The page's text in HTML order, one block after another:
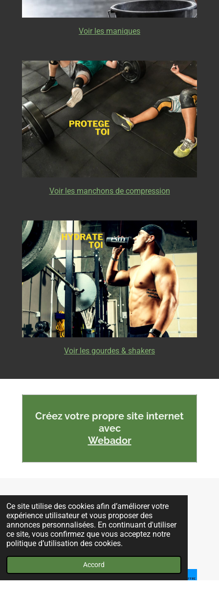
Ce site utilise des cookies afin d’améliorer votre
expérience utilisateur et vous proposer des
annonces personnalisées. En continuant d'utiliser
ce site, vous confirmez que vous acceptez notre
politique d’utilisation des cookies.
Accord
Voir les maniques
Voir les manchons de compression
Voir les gourdes & shakers
Créez votre propre site internet
avec
Webador
I
n
s
t
a
F
a
c
e
k
P
i
n
t
s
Mentions Légales